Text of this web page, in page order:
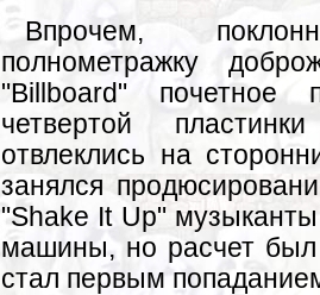
Впрочем,
полнометражку
"Billboard" почетное
четвертой
отвлеклись на
занялся
"Shake It Up"
машины, но расчет был
стал первым